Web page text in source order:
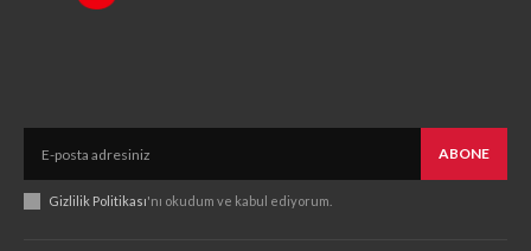
ABONE
Gizlilik Politikası'nı okudum ve kabul ediyorum.